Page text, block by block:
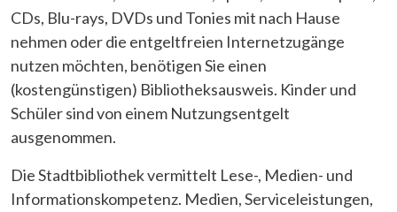
CDs, Blu-rays, DVDs und Tonies mit nach Hause
nehmen oder die entgeltfreien Internetzugänge
nutzen möchten, benötigen Sie einen
(kostengünstigen) Bibliotheksausweis. Kinder und
Schüler sind von einem Nutzungsentgelt
ausgenommen.
Die Stadtbibliothek vermittelt Lese-, Medien- und
Informationskompetenz. Medien, Serviceleistungen,